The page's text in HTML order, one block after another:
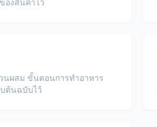
นผสม ขั้นตอนการทำอาหาร
ต้นฉบับไว้